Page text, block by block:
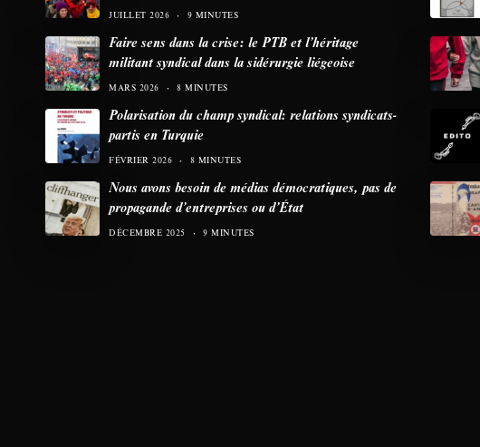
JUILLET 2026 9 MINUTES
Faire sens dans la crise: le PTB et l’héritage
militant syndical dans la sidérurgie liégeoise
MARS 2026 8 MINUTES
Polarisation du champ syndical: relations syndicats-
partis en Turquie
FÉVRIER 2026 8 MINUTES
Nous avons besoin de médias démocratiques, pas de
propagande d’entreprises ou d’État
DÉCEMBRE 2025 9 MINUTES